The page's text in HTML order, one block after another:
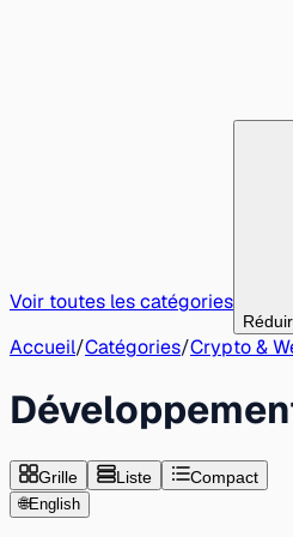
Voir toutes les catégories
Accueil/Catégories/Crypto &
Grille Liste Compact
🌐English